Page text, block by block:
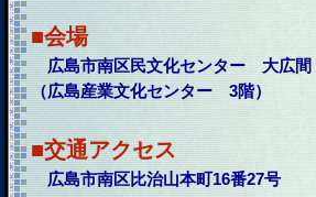
■会場
広島市南区民文化センター 大広間
（広島産業文化センター 3階）
■交通アクセス
広島市南区比治山本町16番27号